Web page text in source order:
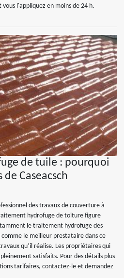
l'appliquez en moins de 24 h.
de tuile : pourquoi
de Caseacsch
des travaux de couverture à
hydrofuge de toiture figure
le traitement hydrofuge des
le meilleur prestataire dans ce
qu’il réalise. Les propriétaires qui
satisfaits. Pour des détails plus
tarifaires, contactez-le et demandez